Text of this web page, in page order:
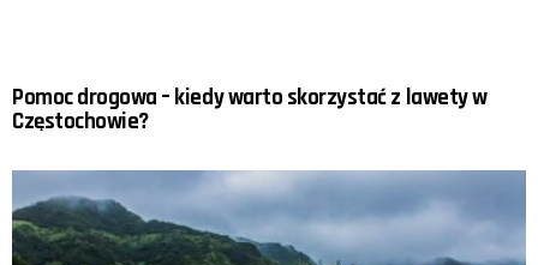
Pomoc drogowa – kiedy warto skorzystać z lawety w
Częstochowie?